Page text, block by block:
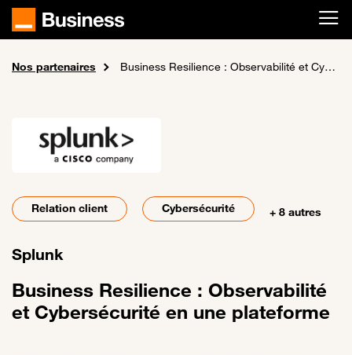
Passer au contenu principal
Accueil
A propos de nous
Nos partenaires Business Resilience : Observabilité et Cybersécurité en une plateforme
Relation client Cybersécurité + 8 autres
Splunk
Business Resilience : Observabilité
et Cybersécurité en une plateforme